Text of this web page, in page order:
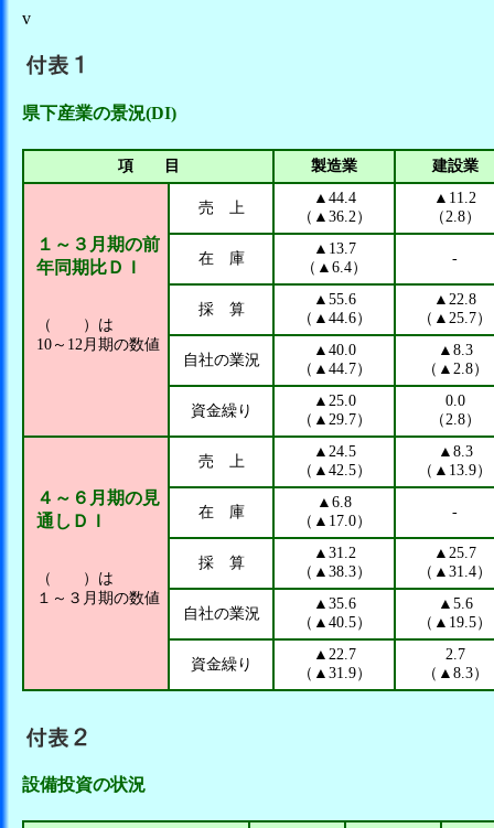
v
県下産業の景況(DI)
項 目 製造業 建設業
１～３月期の前
年同期比ＤＩ
（ ）は
10～12月期の数値
売 上
▲44.4
（▲36.2）
▲11.2
（2.8）
在 庫
▲13.7
（▲6.4）
-
採 算
▲55.6
（▲44.6）
▲22.8
（▲25.7）
自社の業況
▲40.0
（▲44.7）
▲8.3
（▲2.8）
資金繰り
▲25.0
（▲29.7）
0.0
（2.8）
４～６月期の見
通しＤＩ
（ ）は
１～３月期の数値
売 上
▲24.5
（▲42.5）
▲8.3
（▲13.9）
在 庫
▲6.8
（▲17.0）
-
採 算
▲31.2
（▲38.3）
▲25.7
（▲31.4）
自社の業況
▲35.6
（▲40.5）
▲5.6
（▲19.5）
資金繰り
▲22.7
（▲31.9）
2.7
（▲8.3）
設備投資の状況